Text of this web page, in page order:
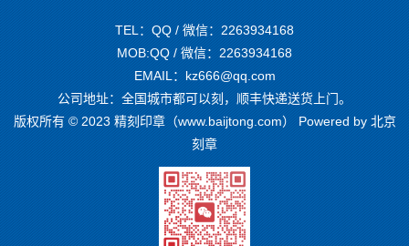
TEL：QQ / 微信：2263934168
MOB:QQ / 微信：2263934168
EMAIL：kz666@qq.com
公司地址：全国城市都可以刻，顺丰快递送货上门。
版权所有 © 2023 精刻印章（www.baijtong.com） Powered by 北京
刻章